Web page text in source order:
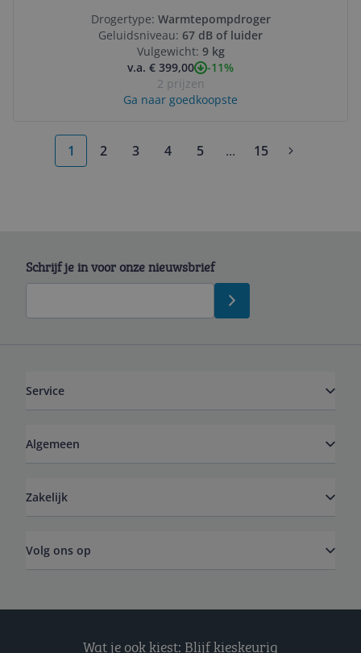
Drogertype: Warmtepompdroger
Geluidsniveau: 67 dB of luider
Vulgewicht: 9 kg
v.a. € 399,00
-11%
2 prijzen
Ga naar goedkoopste
1 2 3 4 5 ...More pages
15
Schrijf je in voor onze nieuwsbrief
Service
Algemeen
Zakelijk
Volg ons op
Wat je ook kiest: Blijf kieskeurig